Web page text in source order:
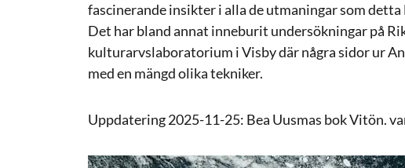
fascinerande insikter i alla de utmaningar som
Det har bland annat inneburit undersökningar på
kulturarvslaboratorium i Visby där några sidor ur
med en mängd olika tekniker.
Uppdatering 2025-11-25: Bea Uusmas bok Vitön.